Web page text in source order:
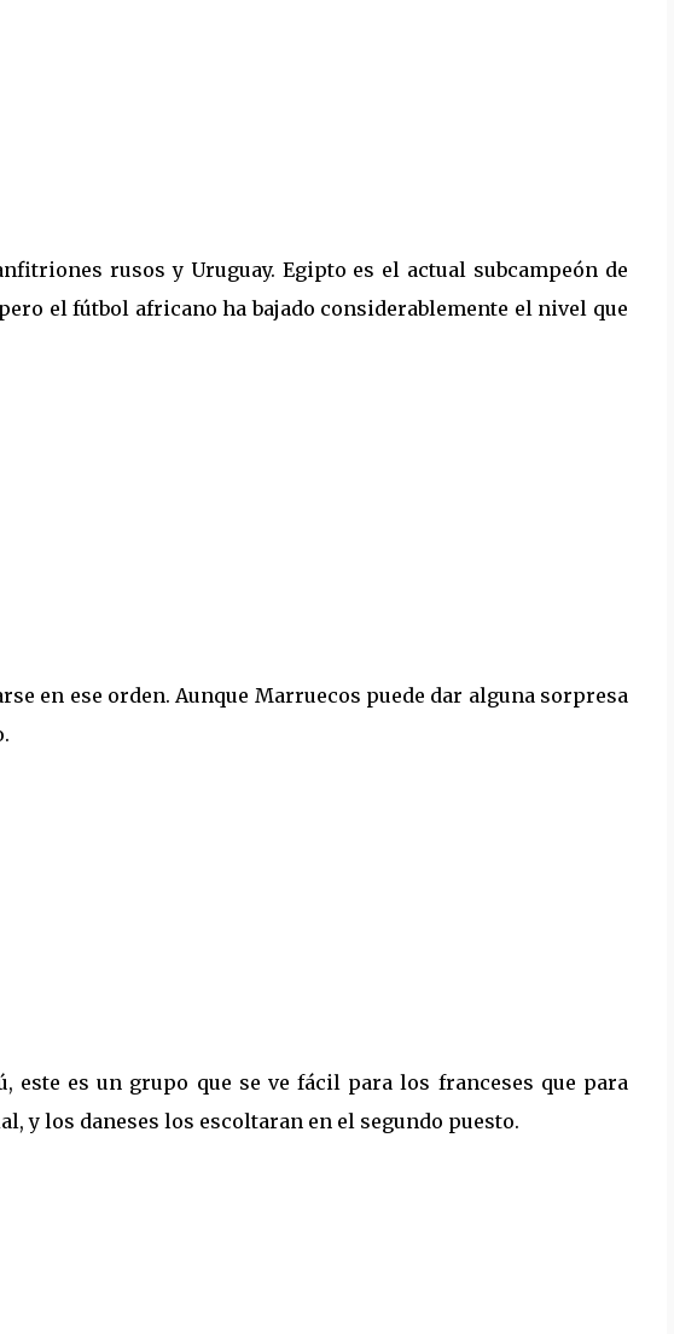
rusos y Uruguay. Egipto es el actual subcampeón de
el fútbol africano ha bajado considerablemente el nivel que
en ese orden. Aunque Marruecos puede dar alguna sorpresa
este es un grupo que se ve fácil para los franceses que para
y los daneses los escoltaran en el segundo puesto.